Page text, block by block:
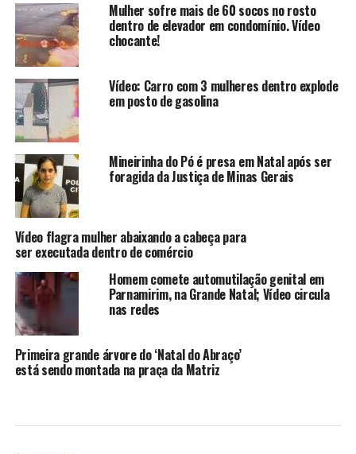
Mulher sofre mais de 60 socos no rosto
dentro de elevador em condomínio. Vídeo
chocante!
Vídeo: Carro com 3 mulheres dentro explode
em posto de gasolina
Mineirinha do Pó é presa em Natal após ser
foragida da Justiça de Minas Gerais
Vídeo flagra mulher abaixando a cabeça para
ser executada dentro de comércio
Homem comete automutilação genital em
Parnamirim, na Grande Natal; Vídeo circula
nas redes
Primeira grande árvore do ‘Natal do Abraço’
está sendo montada na praça da Matriz